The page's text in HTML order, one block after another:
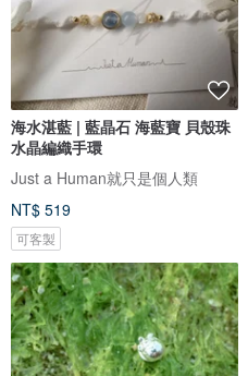
海水湛藍 | 藍晶石 海藍寶 貝殼珠
水晶編織手環
Just a Human就只是個人類
NT$ 519
可客製